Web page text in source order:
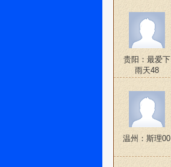
贵阳：最爱下
雨天48
温州：斯理00